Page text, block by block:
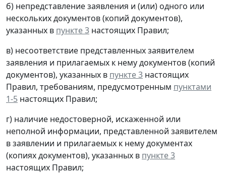
б) непредставление заявления и (или) одного или
нескольких документов (копий документов),
указанных в пункте 3 настоящих Правил;
в) несоответствие представленных заявителем
заявления и прилагаемых к нему документов (копий
документов), указанных в пункте 3 настоящих
Правил, требованиям, предусмотренным пунктами
1-5 настоящих Правил;
г) наличие недостоверной, искаженной или
неполной информации, представленной заявителем
в заявлении и прилагаемых к нему документах
(копиях документов), указанных в пункте 3
настоящих Правил;